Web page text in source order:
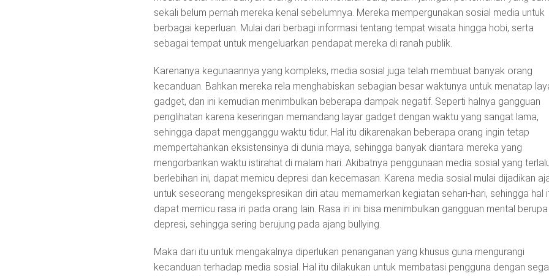
sekali belum pernah mereka kenal sebelumnya. Mereka mempergunakan sosial media untuk
berbagai keperluan. Mulai dari berbagi informasi tentang tempat wisata hingga hobi, serta
sebagai tempat untuk mengeluarkan pendapat mereka di ranah publik.
Karenanya kegunaannya yang kompleks, media sosial juga telah membuat banyak orang
kecanduan. Bahkan mereka rela menghabiskan sebagian besar waktunya untuk menatap
gadget, dan ini kemudian menimbulkan beberapa dampak negatif. Seperti halnya gangguan
penglihatan karena keseringan memandang layar gadget dengan waktu yang sangat lama,
sehingga dapat mengganggu waktu tidur. Hal itu dikarenakan beberapa orang ingin tetap
mempertahankan eksistensinya di dunia maya, sehingga banyak diantara mereka yang
mengorbankan waktu istirahat di malam hari. Akibatnya penggunaan media sosial yang
berlebihan ini, dapat memicu depresi dan kecemasan. Karena media sosial mulai dijadikan
untuk seseorang mengekspresikan diri atau memamerkan kegiatan sehari-hari, sehingga hal
dapat memicu rasa iri pada orang lain. Rasa iri ini bisa menimbulkan gangguan mental berupa
depresi, sehingga sering berujung pada ajang bullying.
Maka dari itu untuk mengakalnya diperlukan penanganan yang khusus guna mengurangi
kecanduan terhadap media sosial. Hal itu dilakukan untuk membatasi pengguna dengan